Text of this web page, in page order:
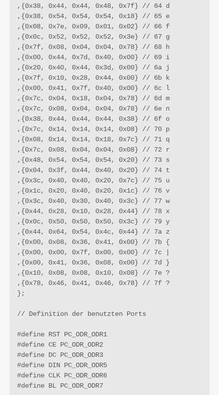
,{0x38, 0x44, 0x44, 0x48, 0x7f} // 64 d
,{0x38, 0x54, 0x54, 0x54, 0x18} // 65 e
,{0x08, 0x7e, 0x09, 0x01, 0x02} // 66 f
,{0x0c, 0x52, 0x52, 0x52, 0x3e} // 67 g
,{0x7f, 0x08, 0x04, 0x04, 0x78} // 68 h
,{0x00, 0x44, 0x7d, 0x40, 0x00} // 69 i
,{0x20, 0x40, 0x44, 0x3d, 0x00} // 6a j
,{0x7f, 0x10, 0x28, 0x44, 0x00} // 6b k
,{0x00, 0x41, 0x7f, 0x40, 0x00} // 6c l
,{0x7c, 0x04, 0x18, 0x04, 0x78} // 6d m
,{0x7c, 0x08, 0x04, 0x04, 0x78} // 6e n
,{0x38, 0x44, 0x44, 0x44, 0x38} // 6f o
,{0x7c, 0x14, 0x14, 0x14, 0x08} // 70 p
,{0x08, 0x14, 0x14, 0x18, 0x7c} // 71 q
,{0x7c, 0x08, 0x04, 0x04, 0x08} // 72 r
,{0x48, 0x54, 0x54, 0x54, 0x20} // 73 s
,{0x04, 0x3f, 0x44, 0x40, 0x20} // 74 t
,{0x3c, 0x40, 0x40, 0x20, 0x7c} // 75 u
,{0x1c, 0x20, 0x40, 0x20, 0x1c} // 76 v
,{0x3c, 0x40, 0x30, 0x40, 0x3c} // 77 w
,{0x44, 0x28, 0x10, 0x28, 0x44} // 78 x
,{0x0c, 0x50, 0x50, 0x50, 0x3c} // 79 y
,{0x44, 0x64, 0x54, 0x4c, 0x44} // 7a z
,{0x00, 0x08, 0x36, 0x41, 0x00} // 7b {
,{0x00, 0x00, 0x7f, 0x00, 0x00} // 7c |
,{0x00, 0x41, 0x36, 0x08, 0x00} // 7d }
,{0x10, 0x08, 0x08, 0x10, 0x08} // 7e ?
,{0x78, 0x46, 0x41, 0x46, 0x78} // 7f ?
};
// Definition der benutzten Ports
#define RST PC_ODR_ODR1
#define CE PC_ODR_ODR2
#define DC PC_ODR_ODR3
#define DIN PC_ODR_ODR5
#define CLK PC_ODR_ODR6
#define BL PC_ODR_ODR7